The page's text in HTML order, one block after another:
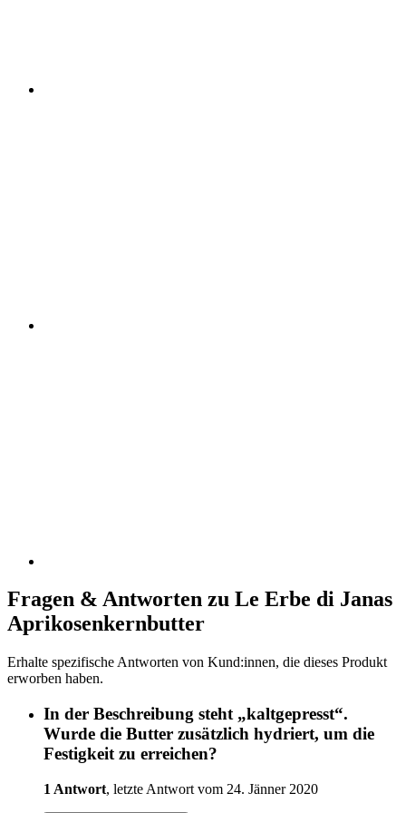
Fragen & Antworten zu Le Erbe di Janas
Aprikosenkernbutter
Erhalte spezifische Antworten von Kund:innen, die dieses Produkt
erworben haben.
In der Beschreibung steht „kaltgepresst“.
Wurde die Butter zusätzlich hydriert, um die
Festigkeit zu erreichen?
1 Antwort, letzte Antwort vom 24. Jänner 2020